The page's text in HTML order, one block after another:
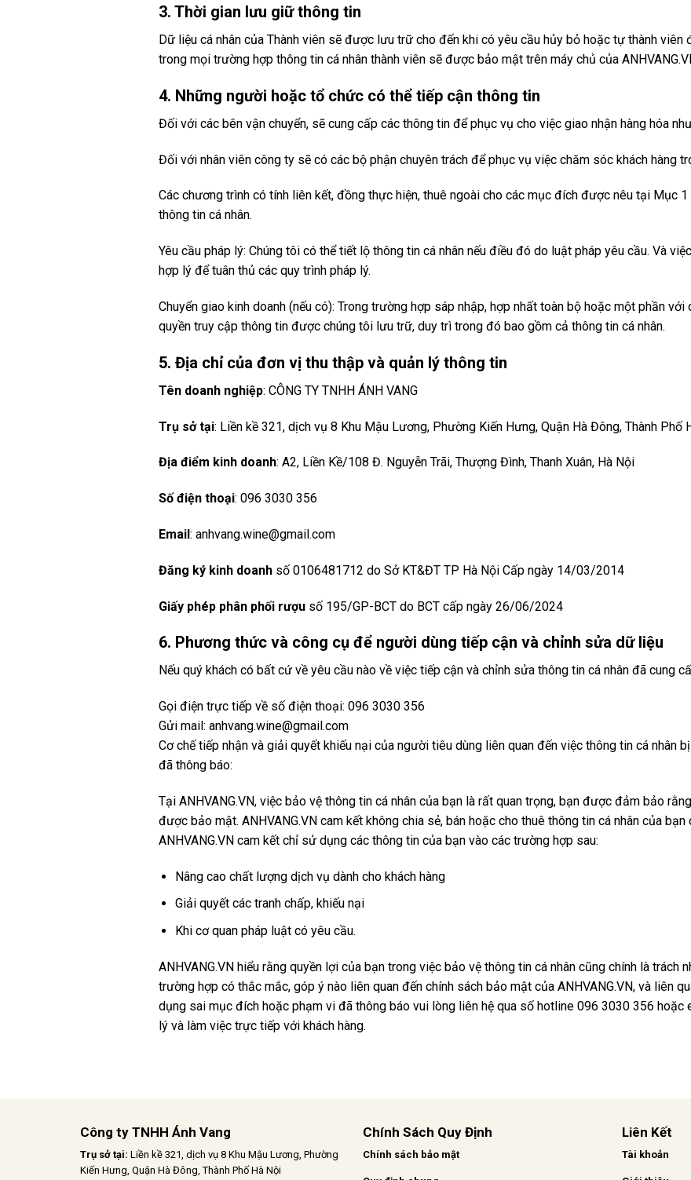
3. Thời gian lưu giữ thông tin
Dữ liệu cá nhân của Thành viên sẽ được lưu trữ cho đến khi có yêu cầu hủy bỏ hoặc tự thành viên
trong mọi trường hợp thông tin cá nhân thành viên sẽ được bảo mật trên máy chủ của
4. Những người hoặc tổ chức có thể tiếp cận thông tin
Đối với các bên vận chuyển, sẽ cung cấp các thông tin để phục vụ cho việc giao nhận hàng hóa
Đối với nhân viên công ty sẽ có các bộ phận chuyên trách để phục vụ việc chăm sóc khách hàng
Các chương trình có tính liên kết, đồng thực hiện, thuê ngoài cho các mục đích được nêu tại Mục
thông tin cá nhân.
Yêu cầu pháp lý: Chúng tôi có thể tiết lộ thông tin cá nhân nếu điều đó do luật pháp yêu cầu. Và
hợp lý để tuân thủ các quy trình pháp lý.
Chuyển giao kinh doanh (nếu có): Trong trường hợp sáp nhập, hợp nhất toàn bộ hoặc một phần
quyền truy cập thông tin được chúng tôi lưu trữ, duy trì trong đó bao gồm cả thông tin cá nhân.
5. Địa chỉ của đơn vị thu thập và quản lý thông tin
Tên doanh nghiệp: CÔNG TY TNHH ÁNH VANG
Trụ sở tại: Liền kề 321, dịch vụ 8 Khu Mậu Lương, Phường Kiến Hưng, Quận Hà Đông, Thành Phố
Địa điểm kinh doanh: A2, Liền Kề/108 Đ. Nguyễn Trãi, Thượng Đình, Thanh Xuân, Hà Nội
Số điện thoại: 096 3030 356
Email: anhvang.wine@gmail.com
Đăng ký kinh doanh số 0106481712 do Sở KT&ĐT TP Hà Nội Cấp ngày 14/03/2014
Giấy phép phân phối rượu số 195/GP-BCT do BCT cấp ngày 26/06/2024
6. Phương thức và công cụ để người dùng tiếp cận và chỉnh sửa dữ liệu
Nếu quý khách có bất cứ về yêu cầu nào về việc tiếp cận và chỉnh sửa thông tin cá nhân đã cung
Gọi điện trực tiếp về số điện thoại: 096 3030 356
Gửi mail: anhvang.wine@gmail.com
Cơ chế tiếp nhận và giải quyết khiếu nại của người tiêu dùng liên quan đến việc thông tin cá nhân
đã thông báo:
Tại ANHVANG.VN, việc bảo vệ thông tin cá nhân của bạn là rất quan trọng, bạn được đảm bảo
được bảo mật. ANHVANG.VN cam kết không chia sẻ, bán hoặc cho thuê thông tin cá nhân của
ANHVANG.VN cam kết chỉ sử dụng các thông tin của bạn vào các trường hợp sau:
Nâng cao chất lượng dịch vụ dành cho khách hàng
Giải quyết các tranh chấp, khiếu nại
Khi cơ quan pháp luật có yêu cầu.
ANHVANG.VN hiểu rằng quyền lợi của bạn trong việc bảo vệ thông tin cá nhân cũng chính là trách
trường hợp có thắc mắc, góp ý nào liên quan đến chính sách bảo mật của ANHVANG.VN, và liên
dụng sai mục đích hoặc phạm vi đã thông báo vui lòng liên hệ qua số hotline 096 3030 356 hoặc
lý và làm việc trực tiếp với khách hàng.
Công ty TNHH Ánh Vang
Trụ sở tại: Liền kề 321, dịch vụ 8 Khu Mậu Lương, Phường
Kiến Hưng, Quận Hà Đông, Thành Phố Hà Nội
Chính Sách Quy Định
Chính sách bảo mật
Liên Kết
Tài khoản